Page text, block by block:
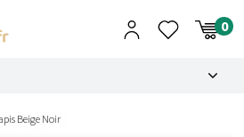
Beige Noir